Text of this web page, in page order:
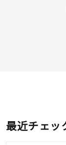
最近チェッ